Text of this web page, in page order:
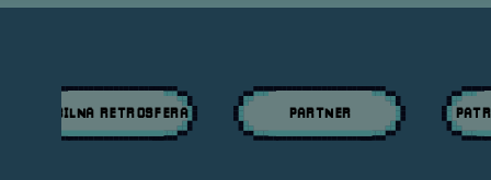
MOBILNA RETROSFERA PARTNER